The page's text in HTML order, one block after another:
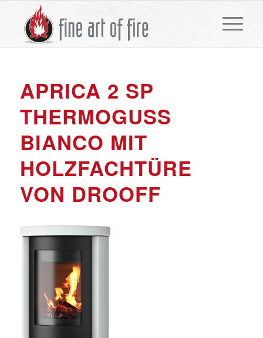
APRICA 2 SP
THERMOGUSS
BIANCO MIT
HOLZFACHTÜRE
VON DROOFF